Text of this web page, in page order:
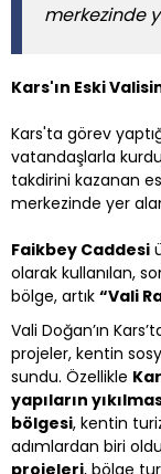
merkezinde
Kars'ın Eski
Kars'ta görev
vatandaşlarla
takdirini kazanan
merkezinde yer
Faikbey Caddesi
olarak kullanılan,
bölge, artık “Vali
Vali Doğan’ın
projeler, kentin
sundu. Özellikle
yapıların
bölgesi, kentin
adımlardan biri
projeleri, bölge